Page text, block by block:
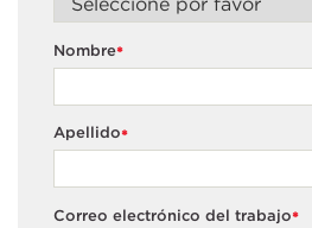
*
Nombre
*
Apellido
*
Correo electrónico del trabajo